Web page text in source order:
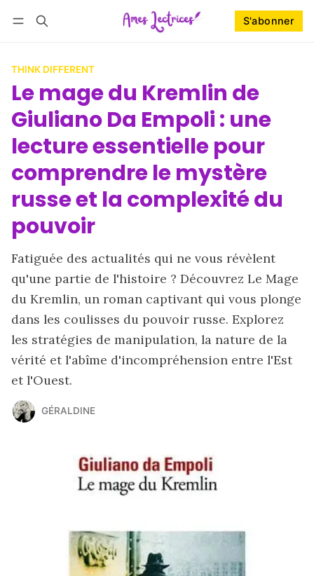
S'abonner
THINK DIFFERENT
Le mage du Kremlin de
Giuliano Da Empoli : une
lecture essentielle pour
comprendre le mystère
russe et la complexité du
pouvoir
Fatiguée des actualités qui ne vous révèlent
qu'une partie de l'histoire ? Découvrez Le Mage
du Kremlin, un roman captivant qui vous plonge
dans les coulisses du pouvoir russe. Explorez
les stratégies de manipulation, la nature de la
vérité et l'abîme d'incompréhension entre l'Est
et l'Ouest.
GÉRALDINE